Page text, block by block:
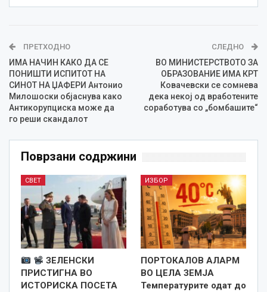
ПРЕТХОДНО
ИМА НАЧИН КАКО ДА СЕ
ПОНИШТИ ИСПИТОТ НА
СИНОТ НА ЏАФЕРИ Антонио
Милошоски објаснува како
Антикорупциска може да
го реши скандалот
СЛЕДНО
ВО МИНИСТЕРСТВОТО ЗА
ОБРАЗОВАНИЕ ИМА КРТ
Ковачевски се сомнева
дека некој од вработените
соработува со „бомбашите“
Поврзани содржини
СВЕТ
ЗЕЛЕНСКИ
ПРИСТИГНА ВО
ИСТОРИСКА ПОСЕТА
ИЗБОР
ПОРТОКАЛОВ АЛАРМ
ВО ЦЕЛА ЗЕМЈА
Температурите одат до